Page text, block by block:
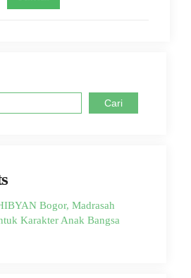
Cari
Bogor, Madrasah
Karakter Anak Bangsa